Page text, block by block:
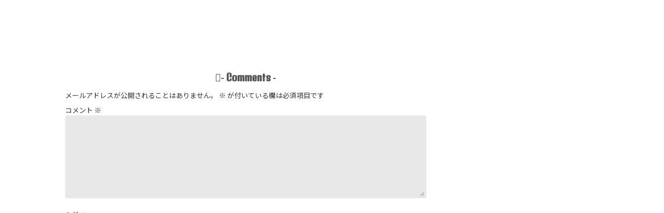
- Comments -
メールアドレスが公開されることはありません。 ※ が付いている欄は必須項目です
コメント ※